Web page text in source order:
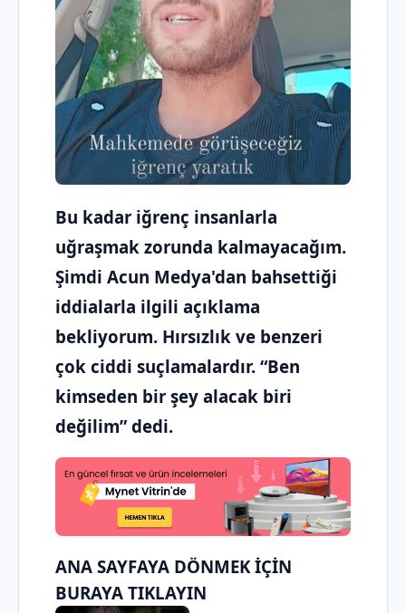
Bu kadar iğrenç insanlarla
uğraşmak zorunda kalmayacağım.
Şimdi Acun Medya'dan bahsettiği
iddialarla ilgili açıklama
bekliyorum. Hırsızlık ve benzeri
çok ciddi suçlamalardır. “Ben
kimseden bir şey alacak biri
değilim” dedi.
ANA SAYFAYA DÖNMEK İÇİN
BURAYA TIKLAYIN